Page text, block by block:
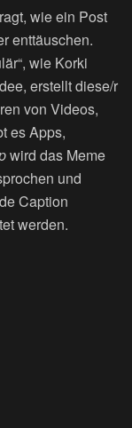
wie ein Post
enttäuschen.
wie Korki
erstellt diese/r
von Videos,
es Apps,
wird das Meme
und
Caption
werden.